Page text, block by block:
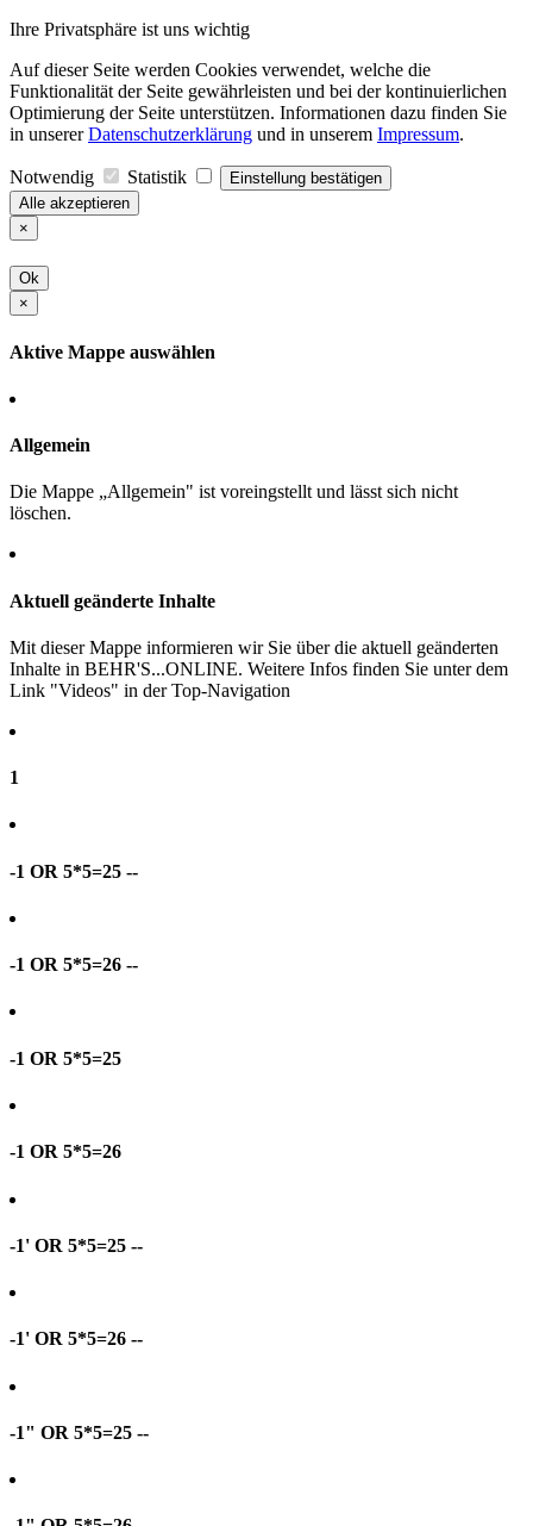
Ihre Privatsphäre ist uns wichtig
Auf dieser Seite werden Cookies verwendet, welche die
Funktionalität der Seite gewährleisten und bei der kontinuierlichen
Optimierung der Seite unterstützen. Informationen dazu finden Sie
in unsererDatenschutzerklärung und in unserem Impressum.
Notwendig Statistik
Einstellung bestätigen
Alle akzeptieren
×
Ok
×
Aktive Mappe auswählen
Allgemein
Die Mappe „Allgemein" ist voreingstellt und lässt sich nicht
löschen.
Aktuell geänderte Inhalte
Mit dieser Mappe informieren wir Sie über die aktuell geänderten
Inhalte in BEHR'S...ONLINE. Weitere Infos finden Sie unter dem
Link "Videos" in der Top-Navigation
1
-1 OR 5*5=25 --
-1 OR 5*5=26 --
-1 OR 5*5=25
-1 OR 5*5=26
-1' OR 5*5=25 --
-1' OR 5*5=26 --
-1" OR 5*5=25 --